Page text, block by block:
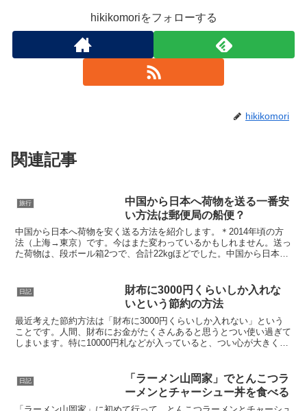
hikikomoriをフォローする
hikikomori
関連記事
旅行
中国から日本へ荷物を送る一番安
い方法は郵便局の船便？
中国から日本へ荷物を安く送る方法を紹介します。＊2014年頃の方
法（上海→東京）です。今はまた変わっているかもしれません。送っ
た荷物は、段ボール箱2つで、合計22kgほどでした。中国から日本へ
日記
財布に3000円くらいしか入れな
いという節約の方法
最近考えた節約方法は「財布に3000円くらいしか入れない」という
ことです。人間、財布にお金がたくさんあると思うとつい使い過ぎて
しまいます。特に10000円札などが入っていると、つい心が大きくな
日記
「ラーメン山岡家」でとんこつラ
ーメンとチャーシュー丼を食べる